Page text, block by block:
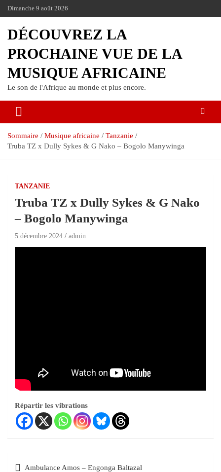
Dimanche 9 août 2026
DÉCOUVREZ LA
PROCHAINE VUE DE LA
MUSIQUE AFRICAINE
Le son de l'Afrique au monde et plus encore.
Sommaire Musique africaine
Tanzanie
Truba TZ x Dully Sykes & G Nako – Bogolo Manywinga
TANZANIE
Truba TZ x Dully Sykes & G Nako
– Bogolo Manywinga
5 décembre 2024 admin
Répartir les vibrations
Ambulance Amos – Engonga Baltazal